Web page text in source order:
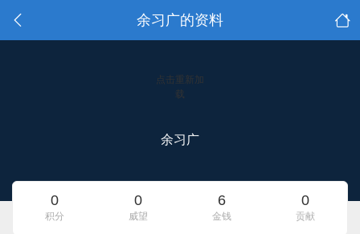
余习广的资料
点击重新加
载
余习广
0
积分
0
威望
6
金钱
0
贡献